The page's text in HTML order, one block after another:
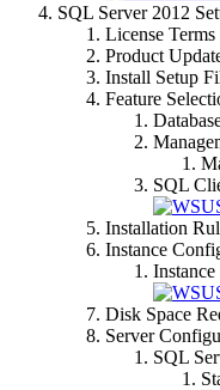
SQL Server 2012
License Terms
Product
Install Setup
Feature
SQL
Installation
Instance
Disk Space
Server
SQL